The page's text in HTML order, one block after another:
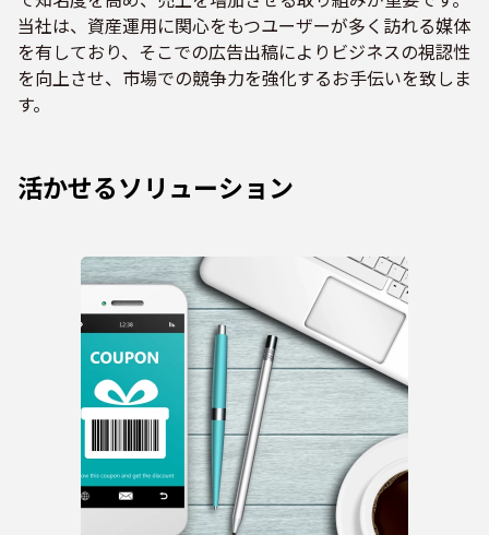
当社は、資産運用に関心をもつユーザーが多く訪れる媒体
を有しており、そこでの広告出稿によりビジネスの視認性
を向上させ、市場での競争力を強化するお手伝いを致しま
す。
活かせるソリューション